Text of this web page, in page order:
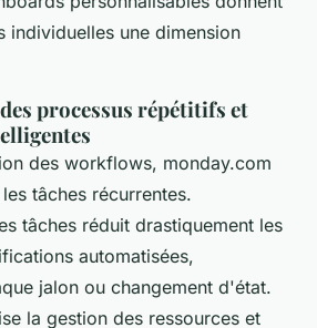
individuelles une dimension
processus répétitifs et
des workflows, monday.com
tâches récurrentes.
tâches réduit drastiquement les
automatisées,
jalon ou changement d'état.
la gestion des ressources et